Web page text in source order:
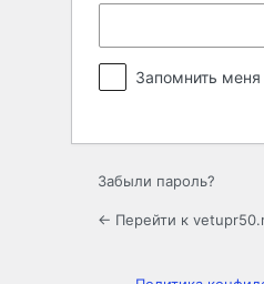
Запомнить меня
Забыли пароль?
← Перейти к